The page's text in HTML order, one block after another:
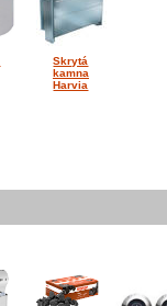
Skrytá
kamna
Harvia